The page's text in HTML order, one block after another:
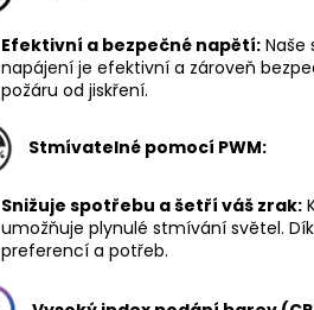
Efektivní a bezpečné napětí: Naše
napájení je efektivní a zároveň
požáru od jiskření.
Stmívatelné pomocí PWM:
Snižuje spotřebu a šetří váš zrak:
umožňuje plynulé stmívání světel.
preferencí a potřeb.